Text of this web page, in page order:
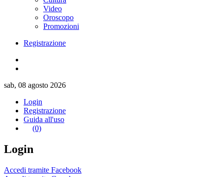
Video
Oroscopo
Promozioni
Registrazione
sab, 08 agosto 2026
Login
Registrazione
Guida all'uso
(0)
Login
Accedi tramite Facebook